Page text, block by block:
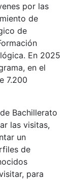
por las
de
de
En 2025
en el
7.200
Bachillerato
las visitas,
un
de
para